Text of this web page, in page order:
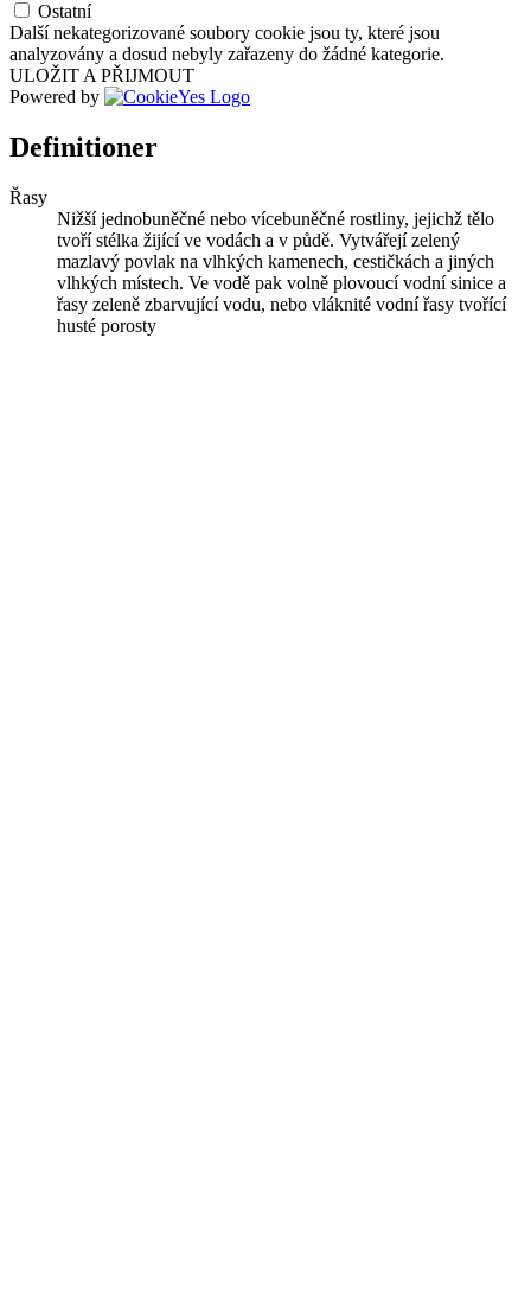
Ostatní
Další nekategorizované soubory cookie jsou ty, které jsou
analyzovány a dosud nebyly zařazeny do žádné kategorie.
ULOŽIT A PŘIJMOUT
Powered by
Definitioner
Řasy
Nižší jednobuněčné nebo vícebuněčné rostliny, jejichž tělo
tvoří stélka žijící ve vodách a v půdě. Vytvářejí zelený
mazlavý povlak na vlhkých kamenech, cestičkách a jiných
vlhkých místech. Ve vodě pak volně plovoucí vodní sinice a
řasy zeleně zbarvující vodu, nebo vláknité vodní řasy tvořící
husté porosty